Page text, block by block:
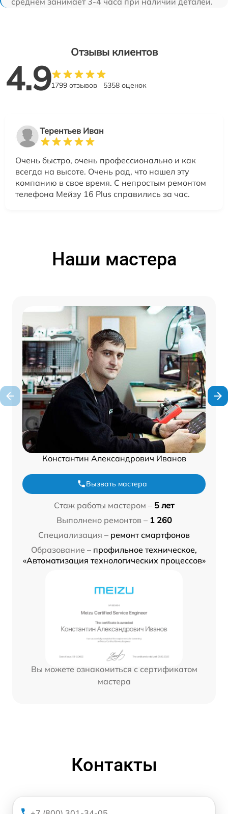
Отзывы клиентов
4.91799 отзывов 5358 оценок
Терентьев Иван
Очень быстро, очень профессионально и как
всегда на высоте. Очень рад, что нашел эту
компанию в свое время. С непростым ремонтом
телефона Мейзу 16 Plus справились за час.
Наши мастера
Константин Александрович Иванов
Вызвать мастера
Стаж работы мастером – 5 лет
Выполнено ремонтов – 1 260
Специализация – ремонт смартфонов
Образование – профильное техническое,
«Автоматизация технологических процессов»
Вы можете ознакомиться с сертификатом
мастера
Контакты